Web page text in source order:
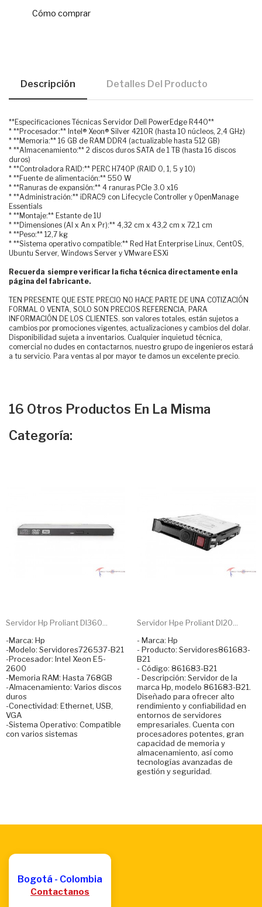
Cómo comprar
Descripción Detalles Del Producto
**Especificaciones Técnicas Servidor Dell PowerEdge R440**
* **Procesador:** Intel® Xeon® Silver 4210R (hasta 10 núcleos, 2,4 GHz)
* **Memoria:** 16 GB de RAM DDR4 (actualizable hasta 512 GB)
* **Almacenamiento:** 2 discos duros SATA de 1 TB (hasta 16 discos
duros)
* **Controladora RAID:** PERC H740P (RAID 0, 1, 5 y 10)
* **Fuente de alimentación:** 550 W
* **Ranuras de expansión:** 4 ranuras PCIe 3.0 x16
* **Administración:** iDRAC9 con Lifecycle Controller y OpenManage
Essentials
* **Montaje:** Estante de 1U
* **Dimensiones (Al x An x Pr):** 4,32 cm x 43,2 cm x 72,1 cm
* **Peso:** 12,7 kg
* **Sistema operativo compatible:** Red Hat Enterprise Linux, CentOS,
Ubuntu Server, Windows Server y VMware ESXi
Recuerda siempre verificar la ficha técnica directamente en la
página del fabricante.
TEN PRESENTE QUE ESTE PRECIO NO HACE PARTE DE UNA COTIZACIÓN
FORMAL O VENTA, SOLO SON PRECIOS REFERENCIA, PARA
INFORMACIÓN DE LOS CLIENTES. son valores totales, están sujetos a
cambios por promociones vigentes, actualizaciones y cambios del dolar.
Disponibilidad sujeta a inventarios. Cualquier inquietud técnica,
comercial no dudes en contactarnos, nuestro grupo de ingenieros estará
a tu servicio. Para ventas al por mayor te damos un excelente precio.
16 Otros Productos En La Misma
Categoría:
Servidor Hp Proliant Dl360...
-Marca: Hp
-Modelo: Servidores726537-B21
-Procesador: Intel Xeon E5-
2600
-Memoria RAM: Hasta 768GB
-Almacenamiento: Varios discos
duros
-Conectividad: Ethernet, USB,
VGA
-Sistema Operativo: Compatible
con varios sistemas
Servidor Hpe Proliant Dl20...
- Marca: Hp
- Producto: Servidores861683-
B21
- Código: 861683-B21
- Descripción: Servidor de la
marca Hp, modelo 861683-B21.
Diseñado para ofrecer alto
rendimiento y confiabilidad en
entornos de servidores
empresariales. Cuenta con
procesadores potentes, gran
capacidad de memoria y
almacenamiento, así como
tecnologías avanzadas de
gestión y seguridad.
Bogotá - Colombia
Contactanos